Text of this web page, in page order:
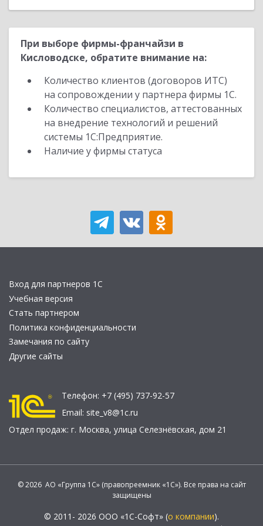
При выборе фирмы-франчайзи в
Кисловодске, обратите внимание на:
Количество клиентов (договоров ИТС)
на сопровождении у партнера фирмы 1С.
Количество специалистов, аттестованных
на внедрение технологий и решений
системы 1С:Предприятие.
Наличие у фирмы статуса
Вход для партнеров 1С
Учебная версия
Стать партнером
Политика конфиденциальности
Замечания по сайту
Другие сайты
Телефон: +7 (495) 737-92-57
Email: site_v8@1c.ru
Отдел продаж: г. Москва, улица Селезнёвская, дом 21
© 2026 АО «Группа 1С» (правопреемник «1С»). Все права на сайт
защищены
© 2011- 2026 ООО «1С-Софт» (о компании).